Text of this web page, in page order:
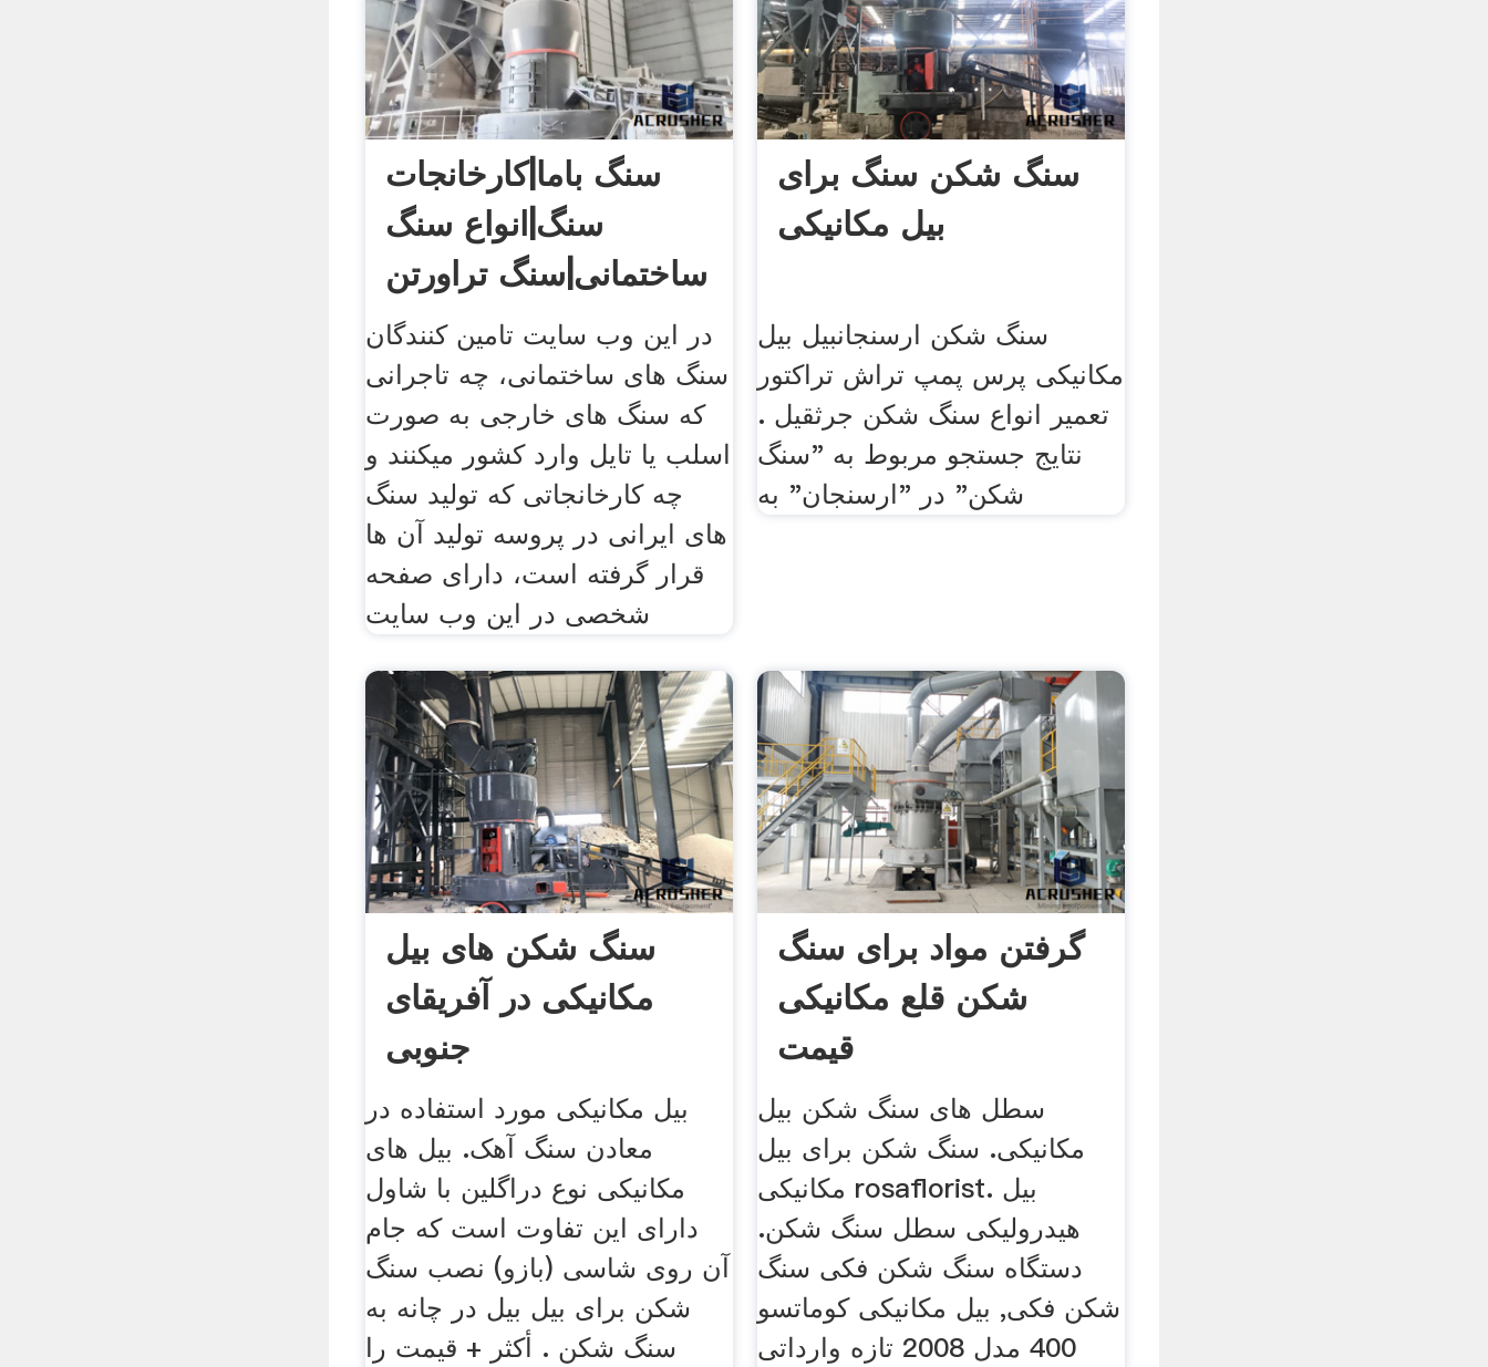
سنگ باما|کارخانجات
سنگ|انواع سنگ
ساختمانی|سنگ تراورتن
در این وب سایت تامین کنندگان
سنگ های ساختمانی، چه تاجرانی
که سنگ های خارجی به صورت
اسلب یا تایل وارد کشور میکنند و
چه کارخانجاتی که تولید سنگ
های ایرانی در پروسه تولید آن ها
قرار گرفته است، دارای صفحه
شخصی در این وب سایت
سنگ شکن سنگ برای
بیل مکانیکی
سنگ شکن ارسنجانبیل بیل
مکانیکی پرس پمپ تراش تراکتور
تعمیر انواع سنگ شکن جرثقیل .
نتایج جستجو مربوط به "سنگ
شکن" در "ارسنجان" به
سنگ شکن های بیل
مکانیکی در آفریقای
جنوبی
بیل مکانیکی مورد استفاده در
معادن سنگ آهک. بیل های
مکانیکی نوع دراگلین با شاول
دارای این تفاوت است که جام
آن روی شاسی (بازو) نصب سنگ
شکن برای بیل بیل در چانه به
سنگ شکن . أكثر + قیمت را
گرفتن مواد برای سنگ
شکن قلع مکانیکی
قیمت
سطل های سنگ شکن بیل
مکانیکی. سنگ شکن برای بیل
مکانیکی rosaflorist. بیل
هیدرولیکی سطل سنگ شکن.
دستگاه سنگ شکن فکی سنگ
شکن فکی, بیل مکانیکی کوماتسو
400 مدل 2008 تازه وارداتی